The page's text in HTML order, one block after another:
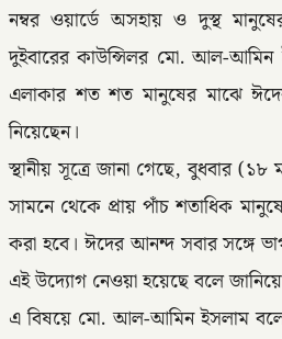
নম্বর ওয়ার্ডে অসহায় ও দুস্থ
দুইবারের কাউন্সিলর মো. আল-আমিন
এলাকার শত শত মানুষের মাঝে
নিয়েছেন।
স্থানীয় সূত্রে জানা গেছে, বুধবার
সামনে থেকে প্রায় পাঁচ শতাধিক
করা হবে। ঈদের আনন্দ সবার সঙ্গে
এই উদ্যোগ নেওয়া হয়েছে বলে
এ বিষয়ে মো. আল-আমিন ইসলাম